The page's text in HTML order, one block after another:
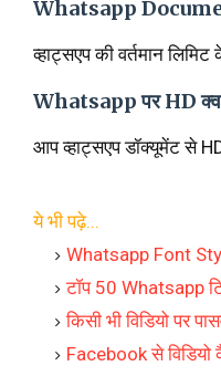
Whatsapp Document
व्हाट्सएप की वर्तमान
Whatsapp पर HD
आप व्हाट्सएप डॉक्यूमेंट से
ये भी पढ़े...
Whatsapp Font
टॉप 50 Whatsapp
किसी भी विडियो पर
Facebook से